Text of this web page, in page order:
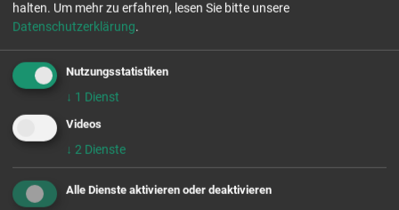
Wieso darf ich keinen Luftballon mit in den Bahnhof
nehmen? Wie sieht die Ausbildung im Bereich
Sicherheit bei der Deutschen Bahn aus? Und wie geht
die Deutsche Bahn mit Vandalismus an den Zügen und
den Bahnanlagen um? Diese und weitere Antworten
bekommt ihr in unserem Film!
Bleibt neugierig und gespannt!
halten. Um mehr zu erfahren, lesen Sie bitte unsere
Datenschutzerklärung.
Nutzungsstatistiken
↓ 1 Dienst
Videos
↓ 2 Dienste
Alle Dienste aktivieren oder deaktivieren